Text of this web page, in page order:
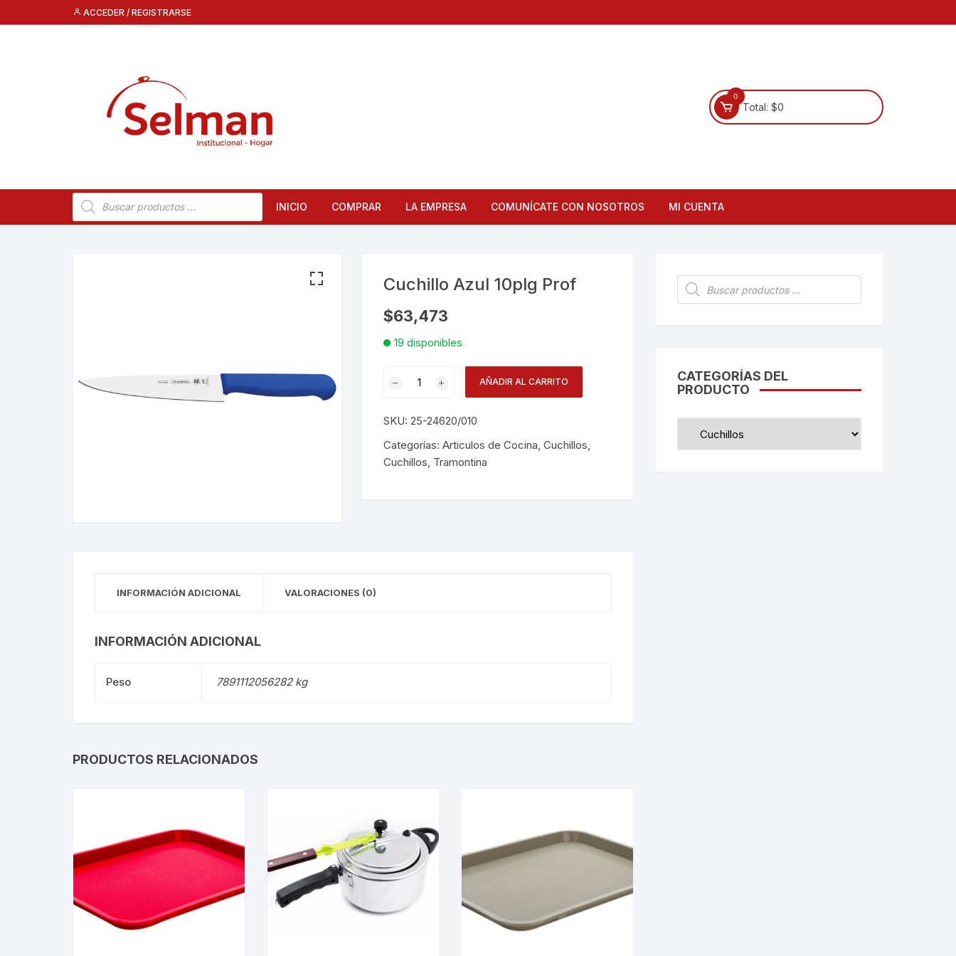
al
ACCEDER / REGISTRARSE
0
Total: $0
Búsqueda
de
INICIO COMPRAR
Desechables
Electrodomésticos
LA EMPRESA COMUNÍCATE CON NOSOTROS MI CUENTA
Cuchillo Azul 10plg Prof
$63,473
19 disponibles
Prof
cantidad
AÑADIR AL CARRITO
SKU:25-24620/010
Categorías:Articulos de Cocina,Cuchillos,
Cuchillos, Tramontina
INFORMACIÓN ADICIONAL VALORACIONES (0)
INFORMACIÓN ADICIONAL
Peso 7891112056282 kg
PRODUCTOS RELACIONADOS
Búsqueda
de
CATEGORÍAS DEL
PRODUCTO